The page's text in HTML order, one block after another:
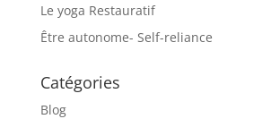
Le yoga Restauratif
Être autonome- Self-reliance
Catégories
Blog